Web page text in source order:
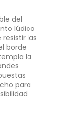
del
lúdico
las
borde
la
para